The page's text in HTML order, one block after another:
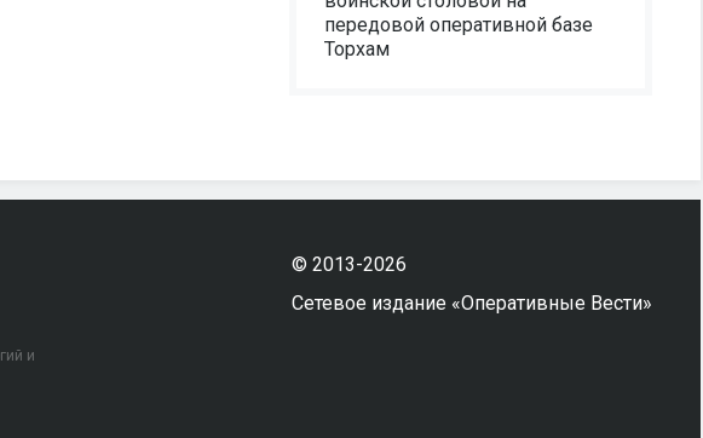
передовой оперативной базе
Торхам
и
© 2013-2026
Сетевое издание «Оперативные Вести»